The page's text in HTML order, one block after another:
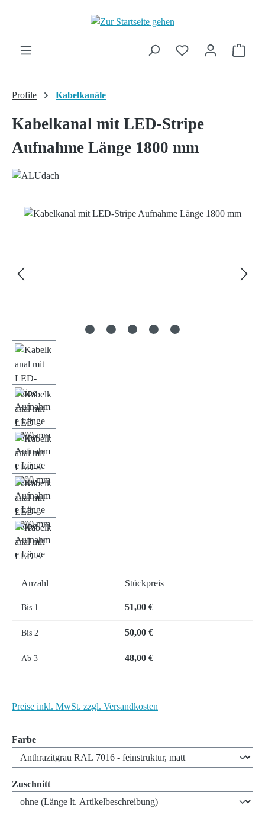
Zum Hauptinhalt springen
Profile Kabelkanäle
Kabelkanal mit LED-Stripe
Aufnahme Länge 1800 mm
Bildergalerie überspringen
Anzahl Stückpreis
Bis 1 51,00 €
Bis 2 50,00 €
Ab 3 48,00 €
Preise inkl. MwSt. zzgl. Versandkosten
Farbeauswählen
Zuschnittauswählen